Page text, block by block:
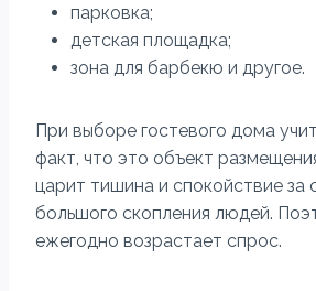
парковка;
детская площадка;
зона для барбекю и другое.
При выборе гостевого дома
факт, что это объект
царит тишина и спокойствие за
большого скопления людей.
ежегодно возрастает спрос.